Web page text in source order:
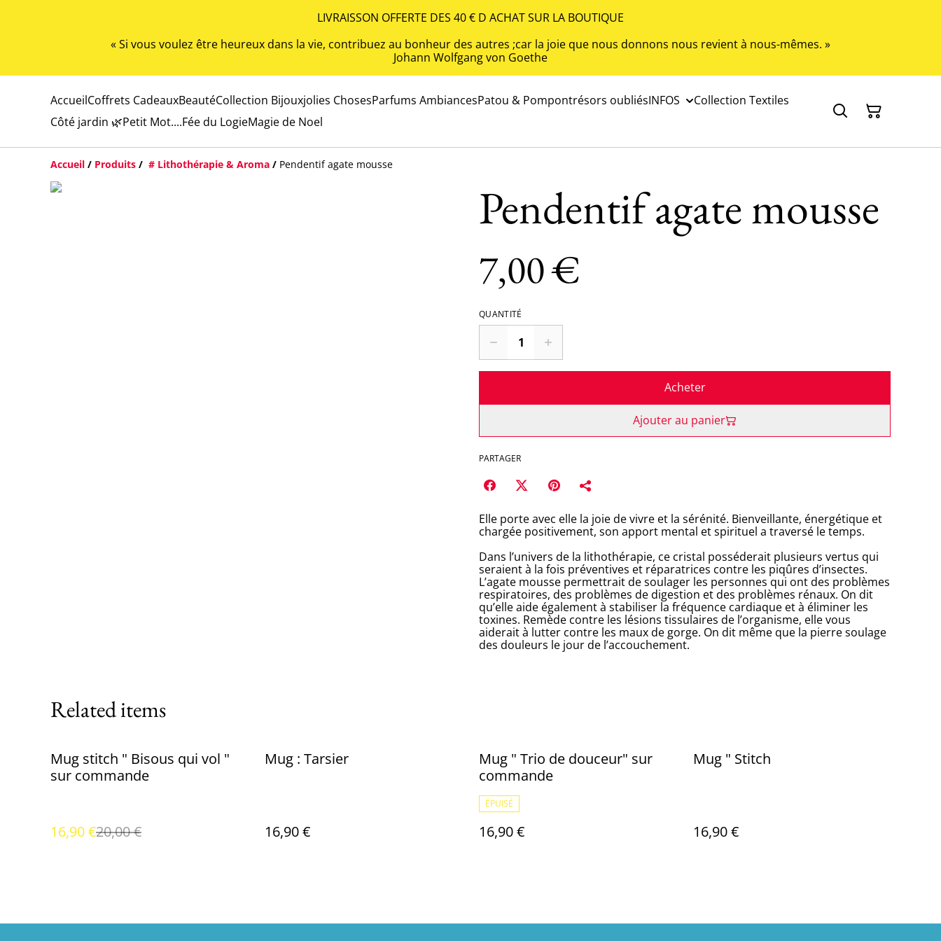
LIVRAISSON OFFERTE DES 40 € D ACHAT SUR LA BOUTIQUE
« Si vous voulez être heureux dans la vie, contribuez au bonheur des autres ;car la joie que nous donnons nous revient à nous-mêmes. »
Johann Wolfgang von Goethe
AccueilCoffrets CadeauxBeautéCollection Bijouxjolies ChosesParfums AmbiancesPatou & Pompontrésors oubliésINFOS
Collection Textiles
Côté jardin 🌿Petit Mot....Fée du LogieMagie de Noel
Accueil / Produits / # Lithothérapie & Aroma / Pendentif agate mousse
Pendentif agate mousse
7,00 €
QUANTITÉ
Acheter
Ajouter au panier
PARTAGER
Elle porte avec elle la joie de vivre et la sérénité. Bienveillante, énergétique et
chargée positivement, son apport mental et spirituel a traversé le temps.
Dans l’univers de la lithothérapie, ce cristal posséderait plusieurs vertus qui
seraient à la fois préventives et réparatrices contre les piqûres d’insectes.
L’agate mousse permettrait de soulager les personnes qui ont des problèmes
respiratoires, des problèmes de digestion et des problèmes rénaux. On dit
qu’elle aide également à stabiliser la fréquence cardiaque et à éliminer les
toxines. Remède contre les lésions tissulaires de l’organisme, elle vous
aiderait à lutter contre les maux de gorge. On dit même que la pierre soulage
des douleurs le jour de l’accouchement.
Related items
%
Mug stitch " Bisous qui vol "
sur commande
16,90 €20,00 €
Mug : Tarsier
16,90 €
Mug " Trio de douceur" sur
commande
ÉPUISÉ
16,90 €
Mug " Stitch
16,90 €